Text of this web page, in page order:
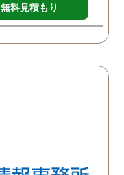
無料見積もり